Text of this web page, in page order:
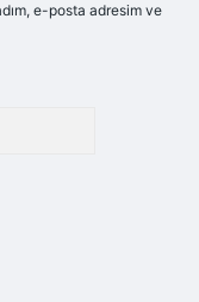
e-posta adresim ve